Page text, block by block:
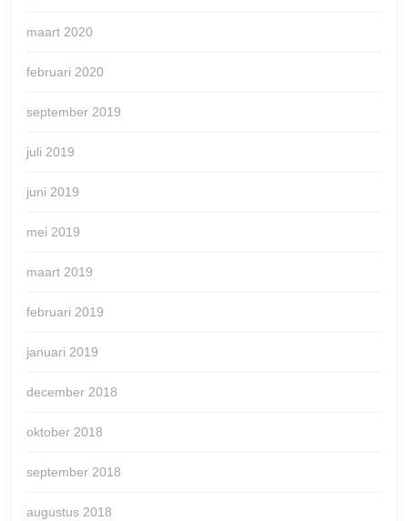
maart 2020
februari 2020
september 2019
juli 2019
juni 2019
mei 2019
maart 2019
februari 2019
januari 2019
december 2018
oktober 2018
september 2018
augustus 2018